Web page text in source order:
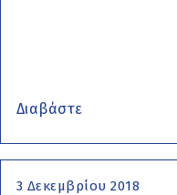
Διαβάστε
3 Δεκεμβρίου 2018